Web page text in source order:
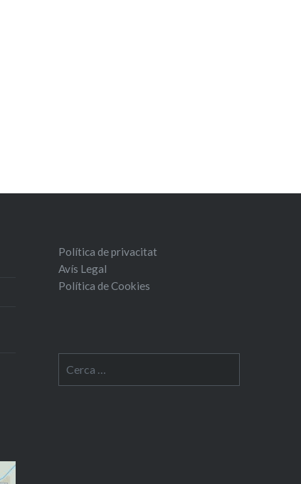
Política de privacitat
Avís Legal
Política de Cookies